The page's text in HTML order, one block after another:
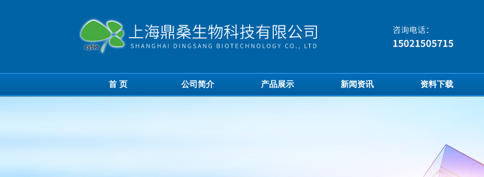
首 页 公司简介 产品展示 新闻资讯 资料下载